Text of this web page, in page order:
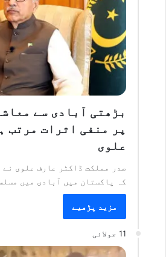
بڑھتی آبادی سے
پر منفی اثرات مرتب
علوی
صدر مملکت ڈاکٹر عارف علوی
کہ پاکستان میں آبادی میں
مزید پڑھیے
11 جولائی